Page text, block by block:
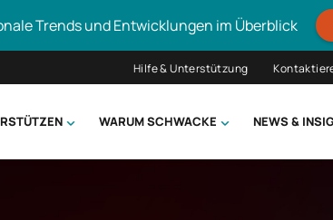
Trends und Entwicklungen im Überblick
Hilfe & Unterstützung
WARUM SCHWACKE NEWS &